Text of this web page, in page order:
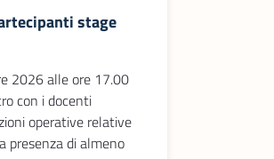
stage
2026 alle ore 17.00
con i docenti
operative relative
presenza di almeno